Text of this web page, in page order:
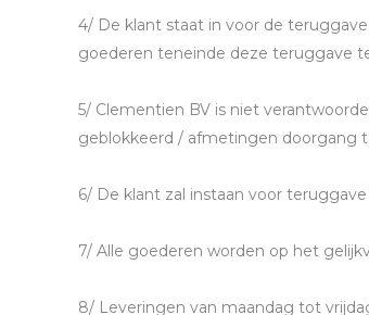
4/ De klant staat in voor de
goederen teneinde deze teruggave
5/ Clementien BV is niet
geblokkeerd / afmetingen doorgang
6/ De klant zal instaan voor
7/ Alle goederen worden op het
8/ Leveringen van maandag tot